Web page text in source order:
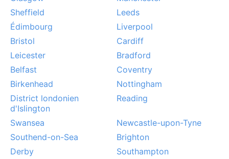
urbaine et côtière en toute sérénité.
Sheffield
Leeds
Édimbourg
Liverpool
Bristol
Cardiff
Leicester
Bradford
Belfast
Coventry
Birkenhead
Nottingham
District londonien
d'Islington
Reading
Swansea
Newcastle-upon-Tyne
Southend-on-Sea
Brighton
Derby
Southampton